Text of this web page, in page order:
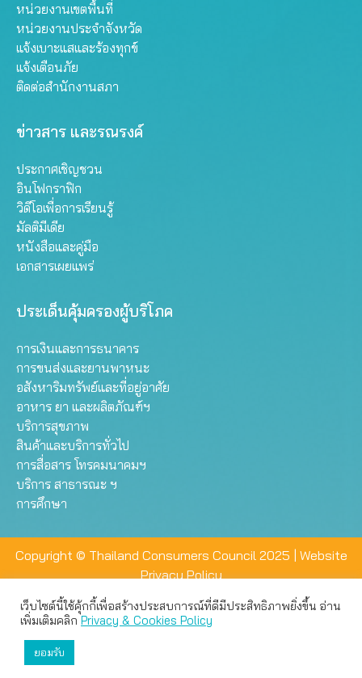
หน่วยงานเขตพื้นที่
หน่วยงานประจำจังหวัด
แจ้งเบาะแสและร้องทุกข์
แจ้งเตือนภัย
ติดต่อสำนักงานสภา
ข่าวสาร และรณรงค์
ประกาศเชิญชวน
อินโฟกราฟิก
วิดีโอเพื่อการเรียนรู้
มัลติมีเดีย
หนังสือและคู่มือ
เอกสารเผยแพร่
ประเด็นคุ้มครองผู้บริโภค
การเงินและการธนาคาร
การขนส่งและยานพาหนะ
อสังหาริมทรัพย์และที่อยู่อาศัย
อาหาร ยา และผลิตภัณฑ์ฯ
บริการสุขภาพ
สินค้าและบริการทั่วไป
การสื่อสาร โทรคมนาคมฯ
บริการ สาธารณะ ฯ
การศึกษา
Copyright © Thailand Consumers Council 2025 | Website
Privacy Policy
เว็บไซต์นี้ใช้คุ้กกี้เพื่อสร้างประสบการณ์ที่ดีมีประสิทธิภาพยิ่งขึ้น อ่าน
เพิ่มเติมคลิกPrivacy & Cookies Policy
ยอมรับ
เว็บไซต์นี้ใช้คุกกี้เพื่อมอบประสบการณ์การใช้งานที่ดีให้แก่ท่าน คุณ
สามารถเลือกตั้งค่าความเป็นส่วนตัวได้
ยอมรับทั้งหมด